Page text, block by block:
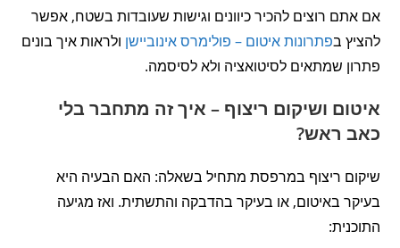
אם אתם רוצים להכיר כיוונים וגישות שעובדות בשטח, אפשר
להציץ בפתרונות איטום – פולימרס אינוביישן ולראות איך בונים
פתרון שמתאים לסיטואציה ולא לסיסמה.
איטום ושיקום ריצוף – איך זה מתחבר בלי
כאב ראש?
שיקום ריצוף במרפסת מתחיל בשאלה: האם הבעיה היא
בעיקר באיטום, או בעיקר בהדבקה והתשתית. ואז מגיעה
התוכנית: